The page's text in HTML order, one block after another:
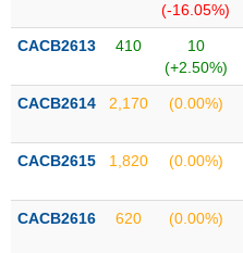
chi
Tổng
Giao
(-16.05%)
CACB2613 410
10
(+2.50%)
CACB2614 2,170 (0.00%)
CACB2615 1,820 (0.00%)
CACB2616 620 (0.00%)
TIN
SECTOR